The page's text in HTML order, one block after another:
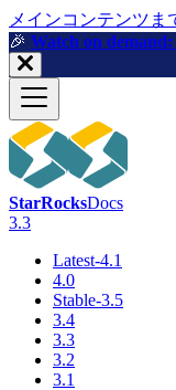
メインコンテンツま
🎉️ Watch on
StarRocksDocs
3.3
Latest-4.1
4.0
Stable-3.5
3.4
3.3
3.2
3.1